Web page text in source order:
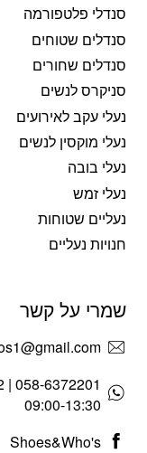
סנדלי פלטפורמה
סנדלים שטוחים
סנדלים שחורים
סניקרס לנשים
נעלי עקב לאירועים
נעלי מוקסין לנשים
נעלי בובה
נעלי זמש
נעליים שטוחות
חנויות נעליים
שמרי על קשר
058-6372201 | 08-9158572
09:00-13:30
Shoes&Who's